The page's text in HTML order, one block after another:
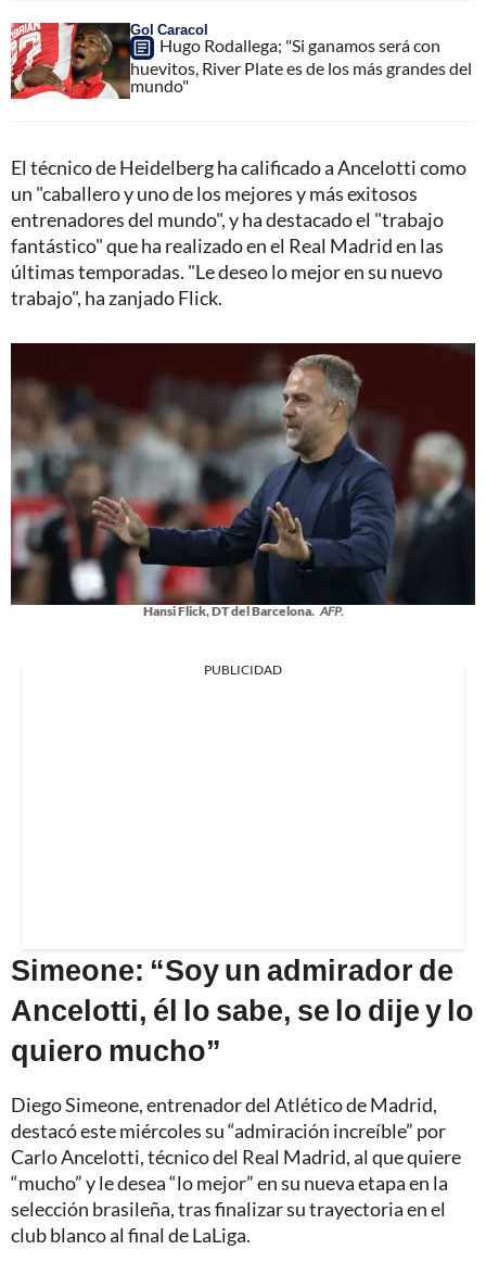
Gol Caracol
Hugo Rodallega; "Si ganamos será con
huevitos, River Plate es de los más grandes del
mundo"
El técnico de Heidelberg ha calificado a Ancelotti como
un "caballero y uno de los mejores y más exitosos
entrenadores del mundo", y ha destacado el "trabajo
fantástico" que ha realizado en el Real Madrid en las
últimas temporadas. "Le deseo lo mejor en su nuevo
trabajo", ha zanjado Flick.
Hansi Flick, DT del Barcelona. AFP.
PUBLICIDAD
Simeone: “Soy un admirador de
Ancelotti, él lo sabe, se lo dije y lo
quiero mucho”
Diego Simeone, entrenador del Atlético de Madrid,
destacó este miércoles su “admiración increíble” por
Carlo Ancelotti, técnico del Real Madrid, al que quiere
“mucho” y le desea “lo mejor” en su nueva etapa en la
selección brasileña, tras finalizar su trayectoria en el
club blanco al final de LaLiga.